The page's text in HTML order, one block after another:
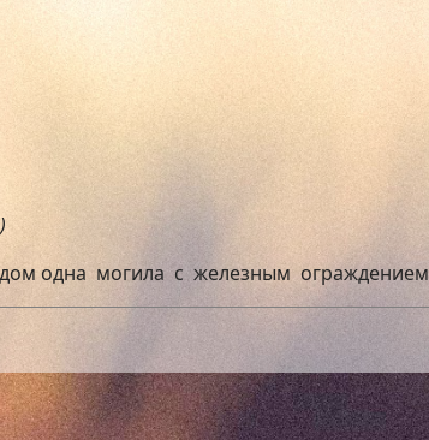
одна могила с железным ограждением